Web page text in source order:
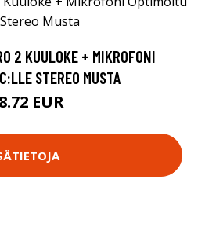
2 KUULOKE + MIKROFONI
STEREO MUSTA
EUR